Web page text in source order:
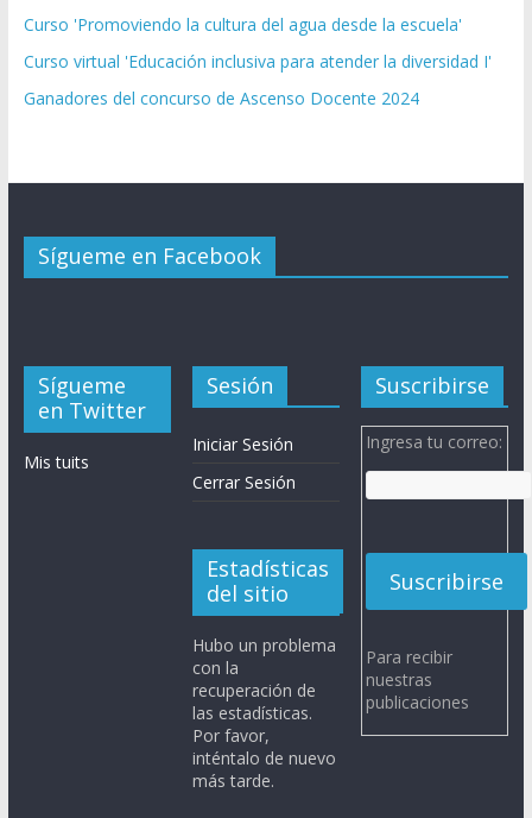
Curso 'Promoviendo la cultura del agua desde la escuela'
Curso virtual 'Educación inclusiva para atender la diversidad I'
Ganadores del concurso de Ascenso Docente 2024
Sígueme en Facebook
Sígueme
en Twitter
Mis tuits
Sesión
Iniciar Sesión
Cerrar Sesión
Estadísticas
del sitio
Hubo un problema
con la
recuperación de
las estadísticas.
Por favor,
inténtalo de nuevo
más tarde.
Suscribirse
Ingresa tu correo:
Para recibir
nuestras
publicaciones